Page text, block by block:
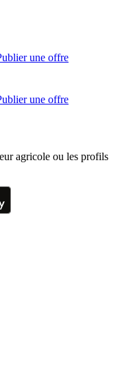
une offre
une offre
agricole ou les profils